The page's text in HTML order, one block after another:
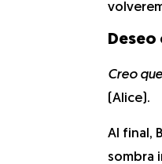
Creo
(Alice).
Al final,
sombra